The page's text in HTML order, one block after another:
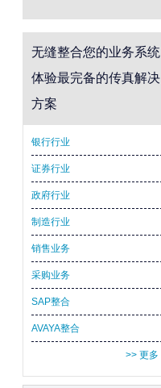
无缝整合您的业务系统
体验最完备的传真解决
方案
银行行业
证券行业
政府行业
制造行业
销售业务
采购业务
SAP整合
AVAYA整合
>> 更多